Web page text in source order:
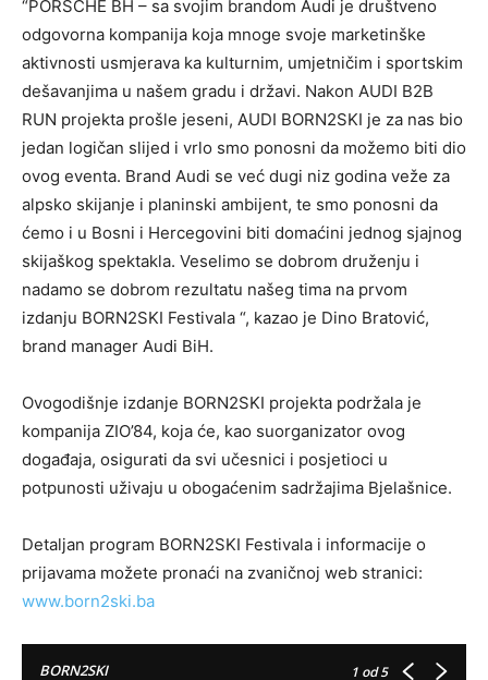
“PORSCHE BH – sa svojim brandom Audi je društveno
odgovorna kompanija koja mnoge svoje marketinške
aktivnosti usmjerava ka kulturnim, umjetničim i sportskim
dešavanjima u našem gradu i državi. Nakon AUDI B2B
RUN projekta prošle jeseni, AUDI BORN2SKI je za nas bio
jedan logičan slijed i vrlo smo ponosni da možemo biti dio
ovog eventa. Brand Audi se već dugi niz godina veže za
alpsko skijanje i planinski ambijent, te smo ponosni da
ćemo i u Bosni i Hercegovini biti domaćini jednog sjajnog
skijaškog spektakla. Veselimo se dobrom druženju i
nadamo se dobrom rezultatu našeg tima na prvom
izdanju BORN2SKI Festivala “, kazao je Dino Bratović,
brand manager Audi BiH.
Ovogodišnje izdanje BORN2SKI projekta podržala je
kompanija ZIO’84, koja će, kao suorganizator ovog
događaja, osigurati da svi učesnici i posjetioci u
potpunosti uživaju u obogaćenim sadržajima Bjelašnice.
Detaljan program BORN2SKI Festivala i informacije o
prijavama možete pronaći na zvaničnoj web stranici:
www.born2ski.ba
BORN2SKI 1 od 5